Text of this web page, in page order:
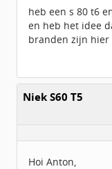
heb een s 80 t6
en heb het idee
branden zijn hier
Niek S60 T5
Hoi Anton,